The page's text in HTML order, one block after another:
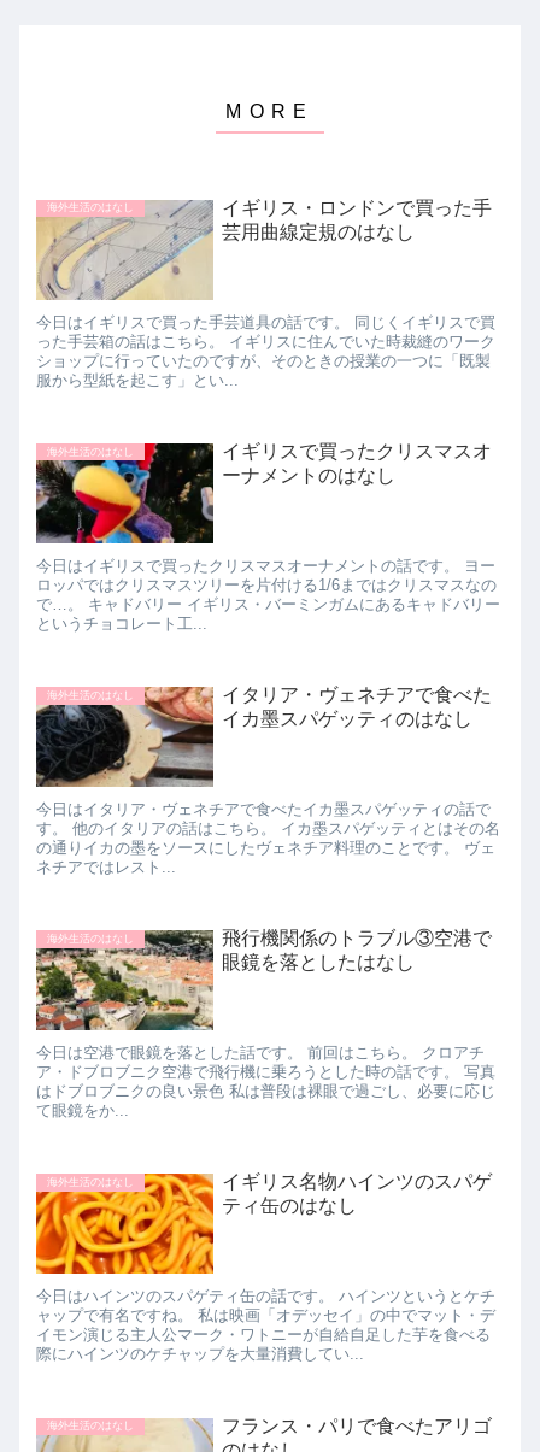
海外生活のはなし
イギリス・ロンドンで買った手
芸用曲線定規のはなし
今日はイギリスで買った手芸道具の話です。 同じくイギリスで買
った手芸箱の話はこちら。 イギリスに住んでいた時裁縫のワーク
ショップに行っていたのですが、そのときの授業の一つに「既製
服から型紙を起こす」とい...
海外生活のはなし
イギリスで買ったクリスマスオ
ーナメントのはなし
今日はイギリスで買ったクリスマスオーナメントの話です。 ヨー
ロッパではクリスマスツリーを片付ける1/6まではクリスマスなの
で…。 キャドバリー イギリス・バーミンガムにあるキャドバリー
というチョコレート工...
海外生活のはなし
イタリア・ヴェネチアで食べた
イカ墨スパゲッティのはなし
今日はイタリア・ヴェネチアで食べたイカ墨スパゲッティの話で
す。 他のイタリアの話はこちら。 イカ墨スパゲッティとはその名
の通りイカの墨をソースにしたヴェネチア料理のことです。 ヴェ
ネチアではレスト...
海外生活のはなし
飛行機関係のトラブル③空港で
眼鏡を落としたはなし
今日は空港で眼鏡を落とした話です。 前回はこちら。 クロアチ
ア・ドブロブニク空港で飛行機に乗ろうとした時の話です。 写真
はドブロブニクの良い景色 私は普段は裸眼で過ごし、必要に応じ
て眼鏡をか...
海外生活のはなし
イギリス名物ハインツのスパゲ
ティ缶のはなし
今日はハインツのスパゲティ缶の話です。 ハインツというとケチ
ャップで有名ですね。 私は映画「オデッセイ」の中でマット・デ
イモン演じる主人公マーク・ワトニーが自給自足した芋を食べる
際にハインツのケチャップを大量消費してい...
海外生活のはなし
フランス・パリで食べたアリゴ